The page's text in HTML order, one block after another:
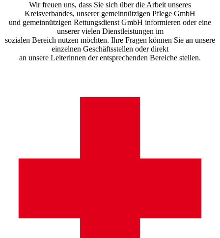
Wir freuen uns, dass Sie sich über die Arbeit unseres
Kreisverbandes, unserer gemeinnützigen Pflege GmbH
und gemeinnützigen Rettungsdienst GmbH informieren oder eine
unserer vielen Dienstleistungen im
sozialen Bereich nutzen möchten. Ihre Fragen können Sie an unsere
einzelnen Geschäftsstellen oder direkt
an unsere Leiterinnen der entsprechenden Bereiche stellen.